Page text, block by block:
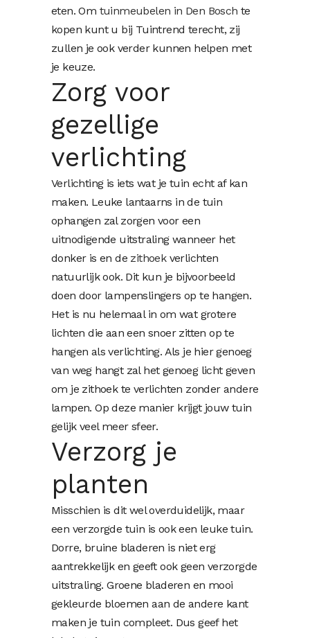
eten. Om tuinmeubelen in Den Bosch te
kopen kunt u bij Tuintrend terecht, zij
zullen je ook verder kunnen helpen met
je keuze.
Zorg voor
gezellige
verlichting
Verlichting is iets wat je tuin echt af kan
maken. Leuke lantaarns in de tuin
ophangen zal zorgen voor een
uitnodigende uitstraling wanneer het
donker is en de zithoekverlichten
natuurlijk ook. Dit kun je bijvoorbeeld
doen door lampenslingers op te hangen.
Het is nu helemaal in om wat grotere
lichten die aan een snoer zitten op te
hangen als verlichting. Als je hier genoeg
van weg hangt zal het genoeg licht geven
om je zithoek te verlichten zonder andere
lampen. Op deze manier krijgt jouw tuin
gelijk veel meer sfeer.
Verzorg je
planten
Misschien is dit wel overduidelijk, maar
een verzorgde tuin is ook een leuke tuin.
Dorre, bruine bladeren is niet erg
aantrekkelijk en geeft ook geen verzorgde
uitstraling. Groene bladeren en mooi
gekleurde bloemen aan de andere kant
maken je tuin compleet. Dus geef het